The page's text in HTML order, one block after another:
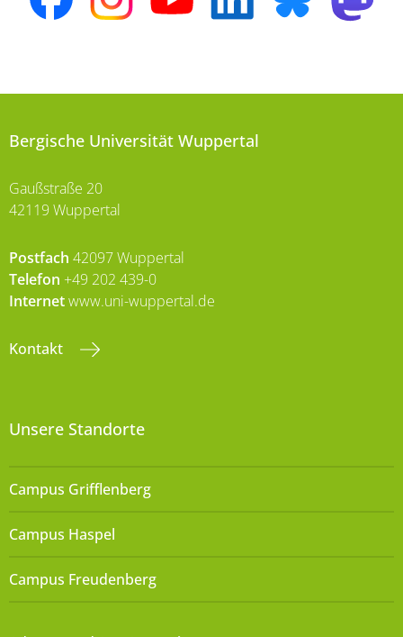
Bergische Universität Wuppertal
Gaußstraße 20
42119 Wuppertal
Postfach 42097 Wuppertal
Telefon +49 202 439-0
Internetwww.uni-wuppertal.de
Kontakt
Unsere Standorte
Campus Grifflenberg
Campus Haspel
Campus Freudenberg